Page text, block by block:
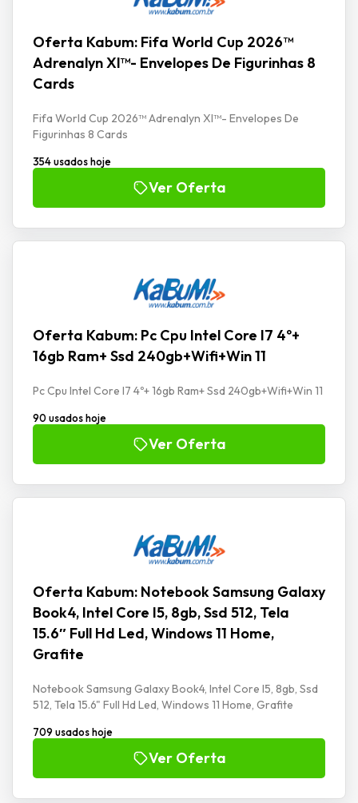
Oferta Kabum: Fifa World Cup 2026™
Adrenalyn Xl™- Envelopes De Figurinhas 8
Cards
Fifa World Cup 2026™ Adrenalyn Xl™- Envelopes De
Figurinhas 8 Cards
354 usados hoje
Ver Oferta
Oferta Kabum: Pc Cpu Intel Core I7 4º+
16gb Ram+ Ssd 240gb+Wifi+Win 11
Pc Cpu Intel Core I7 4º+ 16gb Ram+ Ssd 240gb+Wifi+Win 11
90 usados hoje
Ver Oferta
Oferta Kabum: Notebook Samsung Galaxy
Book4, Intel Core I5, 8gb, Ssd 512, Tela
15.6″ Full Hd Led, Windows 11 Home,
Grafite
Notebook Samsung Galaxy Book4, Intel Core I5, 8gb, Ssd
512, Tela 15.6" Full Hd Led, Windows 11 Home, Grafite
709 usados hoje
Ver Oferta